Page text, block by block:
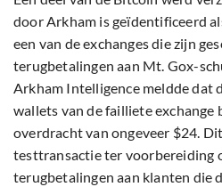
door Arkham is geïdentificeerd
een van de exchanges die zijn
terugbetalingen aan Mt. Gox-
Arkham Intelligence meldde dat
wallets van de failliete
overdracht van ongeveer $24.
testtransactie ter voorbereiding
terugbetalingen aan klanten die